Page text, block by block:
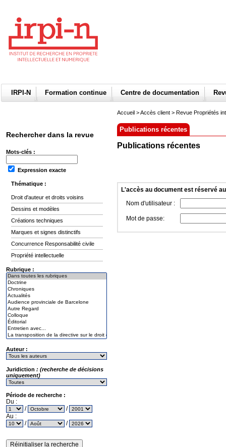
IRPI-N Formation continue Centre de documentation
Rechercher dans la revue
Mots-clés :
Expression exacte
Thématique :
Droit d'auteur et droits voisins
Dessins et modèles
Créations techniques
Marques et signes distinctifs
Concurrence Responsabilité civile
Propriété intellectuelle
Rubrique :
Auteur :
Juridiction : (recherche de décisions
uniquement)
Période de recherche :
Du :
/
/
Au :
/
/
Accueil >Accès client > Revue Propriétés
Publications récentes
Publications récentes
L'accès au document est réservé
Nom d'utilisateur :
Mot de passe: